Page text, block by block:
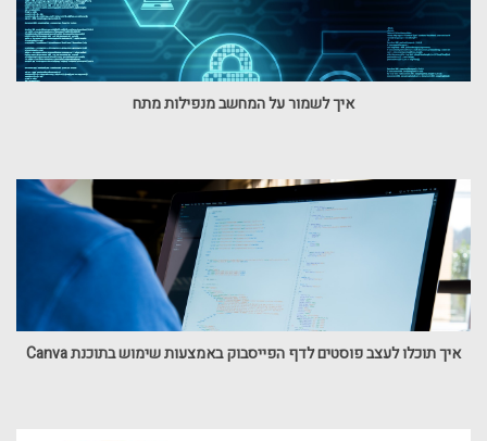
איך לשמור על המחשב מנפילות מתח
איך תוכלו לעצב פוסטים לדף הפייסבוק באמצעות שימוש בתוכנת Canva